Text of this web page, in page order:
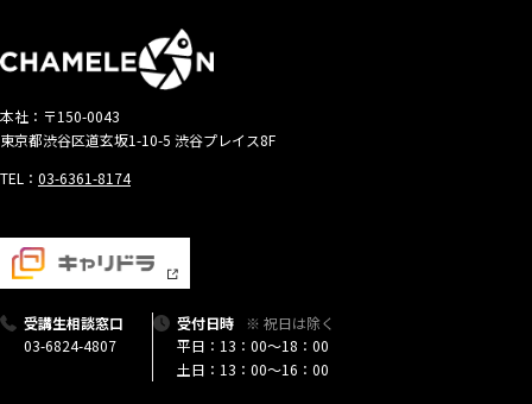
本社：〒150-0043
東京都渋谷区道玄坂1-10-5 渋谷プレイス8F
TEL： 03-6361-8174
受講生相談窓口
03-6824-4807
受付日時
※ 祝日は除く
平日：13：00〜18：00
土日：13：00〜16：00